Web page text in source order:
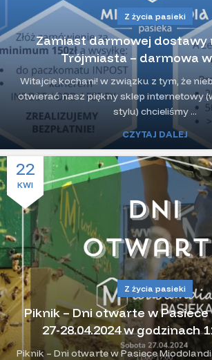
Z życia pasieki
Zamiast darmowej dostawy
Trójmiasta – darmowa
Witajcie kochani! w związku z tym, że
otwierać nasz piękny sklep internetowy
stylu) chcieliśmy ...
CZYTAJ DALEJ
22
KWI
Z życia pasieki
Piknik – Dni otwarte w
27-28.04.2024 w godzinach
Piknik – Dni otwarte w Pasiece